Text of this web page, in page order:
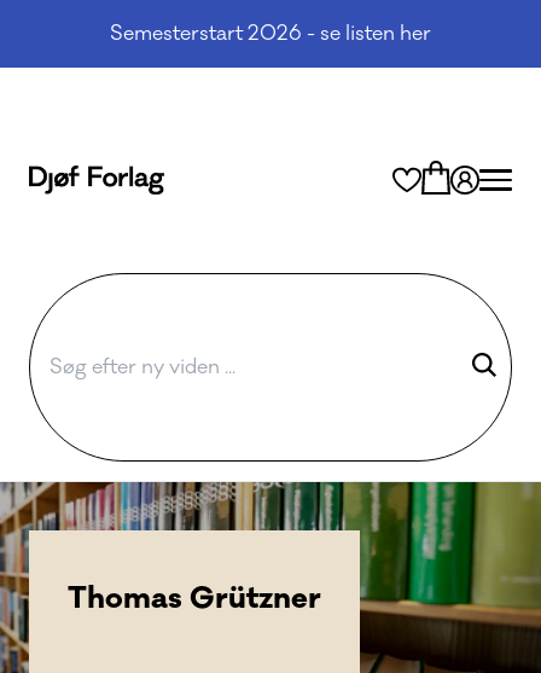
Semesterstart 2026 - se listen her
Thomas Grützner